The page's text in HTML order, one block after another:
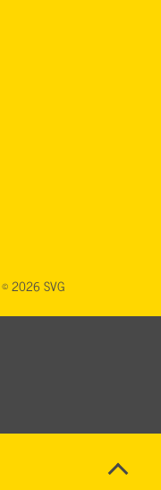
2026 SVG